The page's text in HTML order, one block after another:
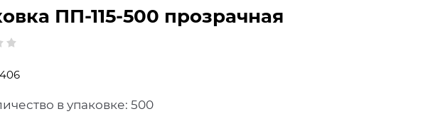
ПП-115-500 прозрачная
в упаковке: 500